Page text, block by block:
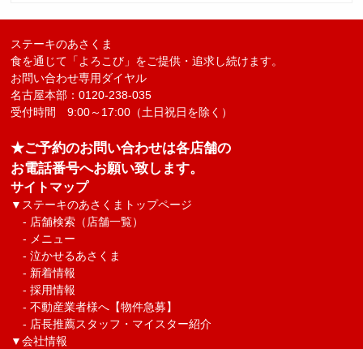
ステーキのあさくま
食を通じて「よろこび」をご提供・追求し続けます。
お問い合わせ専用ダイヤル
名古屋本部：0120-238-035
受付時間 9:00～17:00（土日祝日を除く）
★ご予約のお問い合わせは各店舗の
お電話番号へお願い致します。
サイトマップ
▼ ステーキのあさくまトップページ
- 店舗検索（店舗一覧）
- メニュー
-泣かせるあさくま
- 新着情報
-採用情報
-不動産業者様へ【物件急募】
- 店長推薦スタッフ・マイスター紹介
▼会社情報